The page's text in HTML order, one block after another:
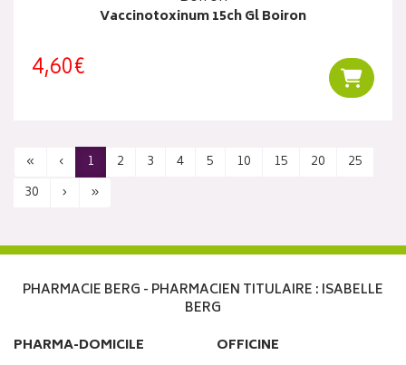
Vaccinotoxinum 15ch Gl Boiron
4,60€
« ‹ 1 2 3 4 5 10 15 20
25
30
› »
PHARMACIE BERG - PHARMACIEN TITULAIRE : ISABELLE
BERG
PHARMA-DOMICILE
OFFICINE